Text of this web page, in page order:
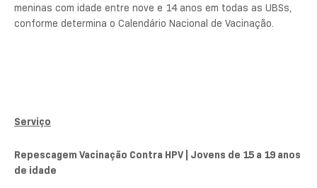
meninas com idade entre nove e 14 anos em todas as UBSs,
conforme determina o Calendário Nacional de Vacinação.
Serviço
Repescagem Vacinação Contra HPV | Jovens de 15 a 19 anos
de idade